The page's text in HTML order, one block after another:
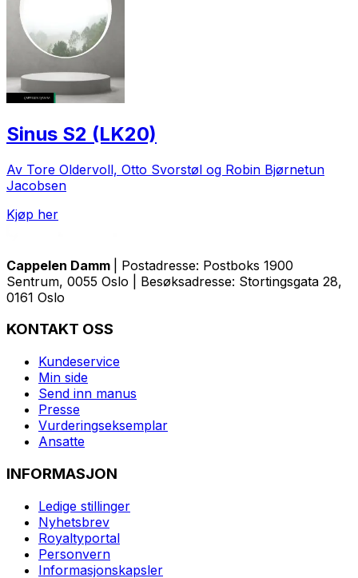
Sinus S2 (LK20)
Av Tore Oldervoll, Otto Svorstøl og Robin Bjørnetun
Jacobsen
Kjøp her
Cappelen Damm
| Postadresse: Postboks 1900
Sentrum, 0055 Oslo | Besøksadresse: Stortingsgata 28,
0161 Oslo
KONTAKT OSS
Kundeservice
Min side
Send inn manus
Presse
Vurderingseksemplar
Ansatte
INFORMASJON
Ledige stillinger
Nyhetsbrev
Royaltyportal
Personvern
Informasjonskapsler